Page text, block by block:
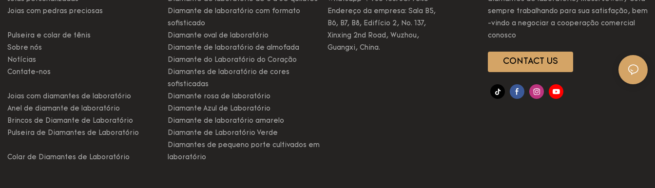
Joias com pedras preciosas
Pulseira e colar de tênis
Sobre nós
Notícias
Contate-nos
Joias com diamantes de laboratório
Anel de diamante de laboratório
Brincos de Diamante de Laboratório
Pulseira de Diamantes de Laboratório
Colar de Diamantes de Laboratório
Diamante de laboratório com formato
sofisticado
Diamante oval de laboratório
Diamante de laboratório de almofada
Diamante do Laboratório do Coração
Diamantes de laboratório de cores
sofisticadas
Diamante rosa de laboratório
Diamante Azul de Laboratório
Diamante de laboratório amarelo
Diamante de Laboratório Verde
Diamantes de pequeno porte cultivados em
laboratório
Endereço da empresa: Sala B5,
B6, B7, B8, Edifício 2, No. 137,
Xinxing 2nd Road, Wuzhou,
Guangxi, China.
sempre trabalhando para sua satisfação, bem
-vindo a negociar a cooperação comercial
conosco
CONTACT US